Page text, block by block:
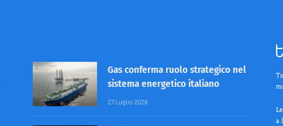
Gas conferma ruolo strategico nel
sistema energetico italiano
27 Luglio 2026
a